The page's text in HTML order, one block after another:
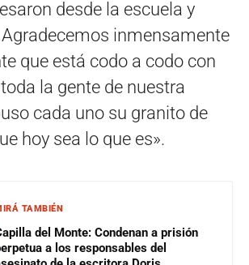
desde la escuela y
Agradecemos inmensamente
que está codo a codo con
la gente de nuestra
cada uno su granito de
hoy sea lo que es».
TAMBIÉN
del Monte: Condenan a prisión
a los responsables del